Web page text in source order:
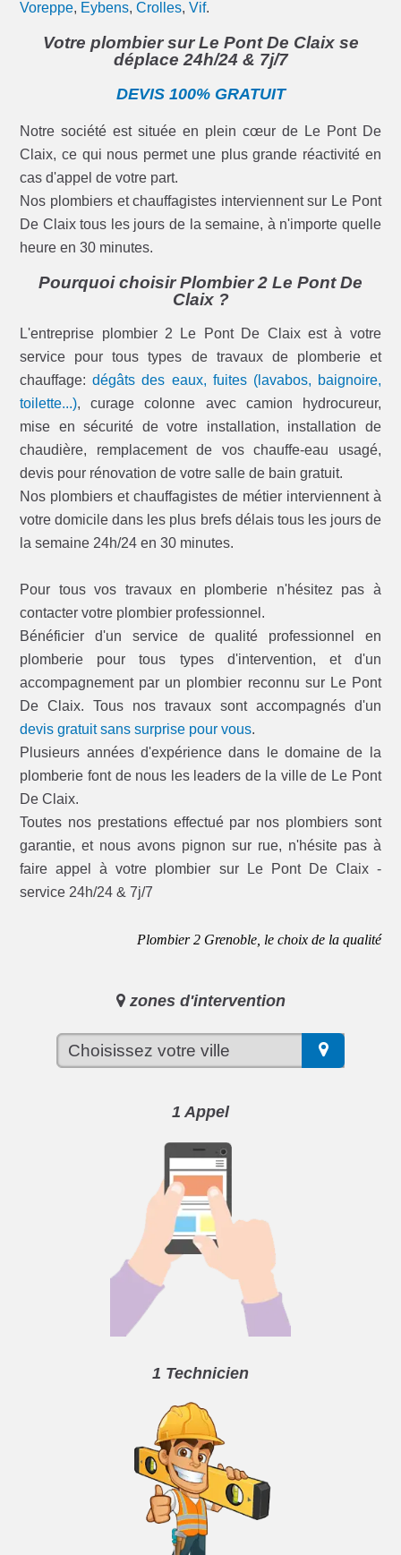
Voreppe, Eybens,Crolles,Vif.
Votre plombier sur Le Pont De Claix se
déplace 24h/24 & 7j/7
DEVIS 100% GRATUIT
Notre société est située en plein cœur de Le Pont De
Claix, ce qui nous permet une plus grande réactivité en
cas d'appel de votre part.
Nos plombiers et chauffagistes interviennent sur Le Pont
De Claix tous les jours de la semaine, à n'importe quelle
heure en 30 minutes.
Pourquoi choisir Plombier 2 Le Pont De
Claix ?
L'entreprise plombier 2 Le Pont De Claix est à votre
service pour tous types de travaux de plomberie et
chauffage:dégâts des eaux, fuites (lavabos, baignoire,
toilette...), curage colonne avec camion hydrocureur,
mise en sécurité de votre installation, installation de
chaudière, remplacement de vos chauffe-eau usagé,
devis pour rénovation de votre salle de bain gratuit.
Nos plombiers et chauffagistes de métier interviennent à
votre domicile dans les plus brefs délais tous les jours de
la semaine 24h/24 en 30 minutes.
Pour tous vos travaux en plomberie n'hésitez pas à
contacter votre plombier professionnel.
Bénéficier d'un service de qualité professionnel en
plomberie pour tous types d'intervention, et d'un
accompagnement par un plombier reconnu sur Le Pont
De Claix. Tous nos travaux sont accompagnés d'un
devis gratuit sans surprise pour vous.
Plusieurs années d'expérience dans le domaine de la
plomberie font de nous les leaders de la ville de Le Pont
De Claix.
Toutes nos prestations effectué par nos plombiers sont
garantie, et nous avons pignon sur rue, n'hésite pas à
faire appel à votre plombier sur Le Pont De Claix -
service 24h/24 & 7j/7
Plombier 2 Grenoble, le choix de la qualité
zones d'intervention
1 Appel
1 Technicien